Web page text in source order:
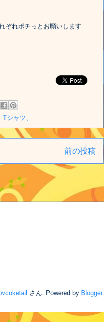
ぞれポチっとお願いします
シャツ、
前の投稿
さん. Powered by Blogger.